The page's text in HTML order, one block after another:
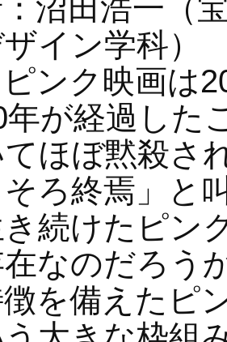
沼田浩一（
イン学科）
ンク映画は
が経過した
ほぼ黙殺さ
そろ終焉」と
続けたピン
なのだろう
を備えたピ